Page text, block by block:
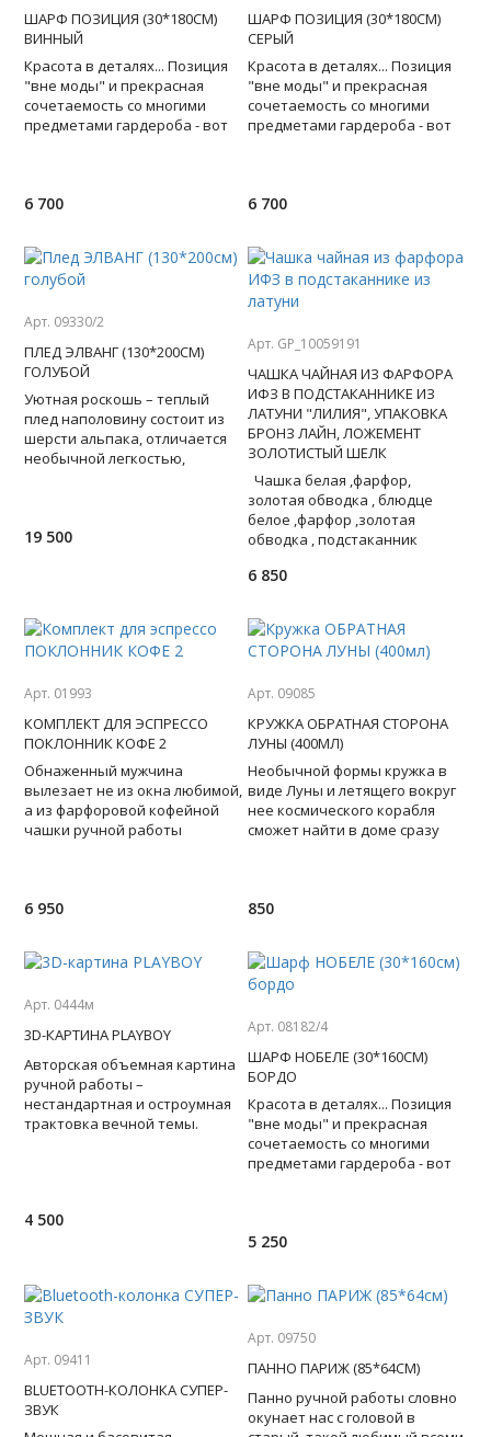
ШАРФ ПОЗИЦИЯ (30*180СМ)
ВИННЫЙ
Красота в деталях... Позиция
"вне моды" и прекрасная
сочетаемость со многими
предметами гардероба - вот
6 700
ШАРФ ПОЗИЦИЯ (30*180СМ)
СЕРЫЙ
Красота в деталях... Позиция
"вне моды" и прекрасная
сочетаемость со многими
предметами гардероба - вот
6 700
Арт. 09330/2
ПЛЕД ЭЛВАНГ (130*200СМ)
ГОЛУБОЙ
Уютная роскошь – теплый
плед наполовину состоит из
шерсти альпака, отличается
необычной легкостью,
19 500
Арт. GP_10059191
ЧАШКА ЧАЙНАЯ ИЗ ФАРФОРА
ИФЗ В ПОДСТАКАННИКЕ ИЗ
ЛАТУНИ "ЛИЛИЯ", УПАКОВКА
БРОНЗ ЛАЙН, ЛОЖЕМЕНТ
ЗОЛОТИСТЫЙ ШЕЛК
Чашка белая ,фарфор,
золотая обводка , блюдце
белое ,фарфор ,золотая
обводка , подстаканник
Лайн, ложемент золотистый
6 850
Арт. 01993
КОМПЛЕКТ ДЛЯ ЭСПРЕССО
ПОКЛОННИК КОФЕ 2
Обнаженный мужчина
вылезает не из окна любимой,
а из фарфоровой кофейной
чашки ручной работы
6 950
Арт. 09085
КРУЖКА ОБРАТНАЯ СТОРОНА
ЛУНЫ (400МЛ)
Необычной формы кружка в
виде Луны и летящего вокруг
нее космического корабля
сможет найти в доме сразу
850
Арт. 0444м
3D-КАРТИНА PLAYBOY
Авторская объемная картина
ручной работы –
нестандартная и остроумная
трактовка вечной темы.
4 500
Арт. 08182/4
ШАРФ НОБЕЛЕ (30*160СМ)
БОРДО
Красота в деталях... Позиция
"вне моды" и прекрасная
сочетаемость со многими
предметами гардероба - вот
5 250
Арт. 09411
ВLUETOOTH-КОЛОНКА СУПЕР-
ЗВУК
Арт. 09750
ПАННО ПАРИЖ (85*64СМ)
Панно ручной работы словно
окунает нас с головой в